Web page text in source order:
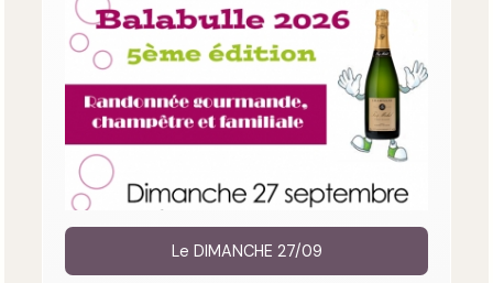
Le DIMANCHE 27/09